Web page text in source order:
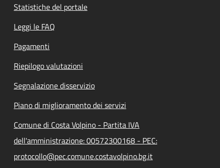
Statistiche del portale
Leggi le FAQ
Pagamenti
Riepilogo valutazioni
Segnalazione disservizio
Piano di miglioramento dei servizi
Comune di Costa Volpino - Partita IVA
dell'amministrazione: 00572300168 - PEC:
protocollo@pec.comune.costavolpino.bg.it